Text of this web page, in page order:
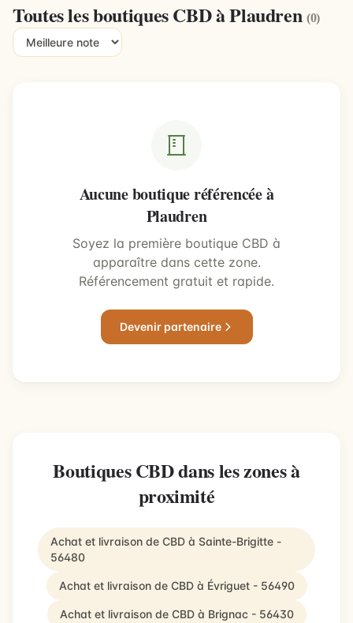
Toutes les boutiques CBD à Plaudren(0)
Aucune boutique référencée à
Plaudren
Soyez la première boutique CBD à
apparaître dans cette zone.
Référencement gratuit et rapide.
Devenir partenaire
Boutiques CBD dans les zones à
proximité
Achat et livraison de CBD à Sainte-Brigitte -
56480
Achat et livraison de CBD à Évriguet - 56490
Achat et livraison de CBD à Brignac - 56430